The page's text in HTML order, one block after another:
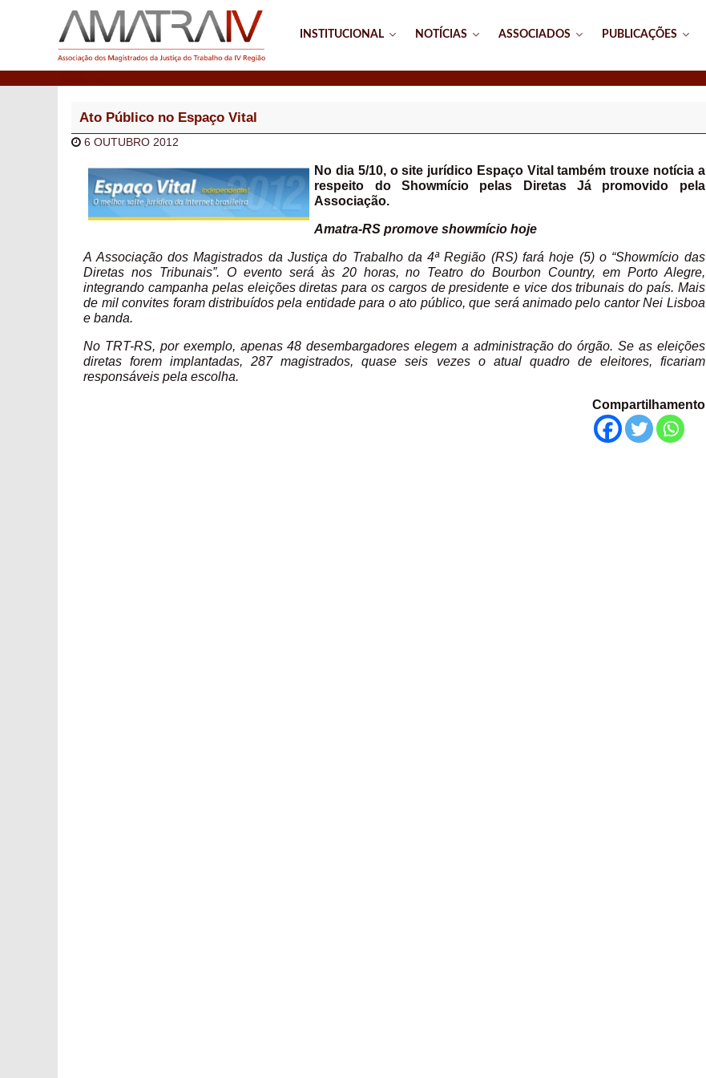
INSTITUCIONAL NOTÍCIAS ASSOCIADOS PUBLICAÇÕES
Ato Público no Espaço Vital
6 OUTUBRO 2012
No dia 5/10, o site jurídico Espaço Vital também trouxe notícia a
respeito do Showmício pelas Diretas Já promovido pela
Associação.
Amatra-RS promove showmício hoje
A Associação dos Magistrados da Justiça do Trabalho da 4ª Região (RS) fará hoje (5) o “Showmício das
Diretas nos Tribunais”. O evento será às 20 horas, no Teatro do Bourbon Country, em Porto Alegre,
integrando campanha pelas eleições diretas para os cargos de presidente e vice dos tribunais do país. Mais
de mil convites foram distribuídos pela entidade para o ato público, que será animado pelo cantor Nei Lisboa
e banda.
No TRT-RS, por exemplo, apenas 48 desembargadores elegem a administração do órgão. Se as eleições
diretas forem implantadas, 287 magistrados, quase seis vezes o atual quadro de eleitores, ficariam
responsáveis pela escolha.
Compartilhamento